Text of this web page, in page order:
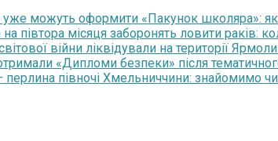
уже можуть оформити «Пакунок школяра»: як
півтора місяця заборонять ловити раків:
війни ліквідували на території
«Дипломи безпеки» після
півночі Хмельниччини: знайомимо